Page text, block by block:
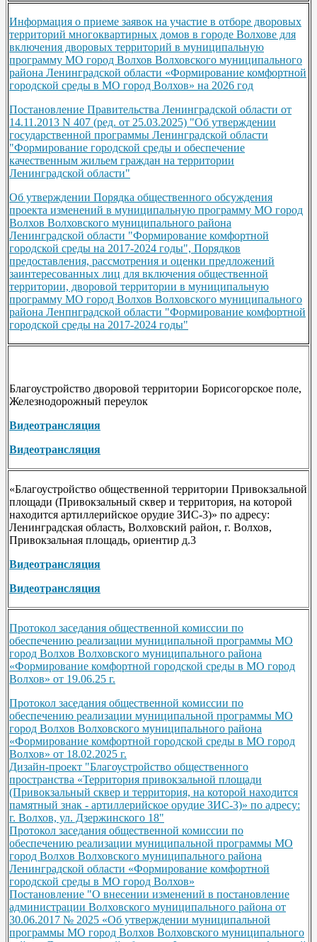
Информация о приеме заявок на участие в отборе дворовых
территорий многоквартирных домов в городе Волхове для
включения дворовых территорий в муниципальную
программу МО город Волхов Волховского муниципального
района Ленинградской области «Формирование комфортной
городской среды в МО город Волхов» на 2026 год
Постановление Правительства Ленинградской области от
14.11.2013 N 407 (ред. от 25.03.2025) "Об утверждении
государственной программы Ленинградской области
"Формирование городской среды и обеспечение
качественным жильем граждан на территории
Ленинградской области"
Об утверждении Порядка общественного обсуждения
проекта изменений в муниципальную программу МО город
Волхов Волховского муниципального района
Ленинградской области "Формирование комфортной
городской среды на 2017-2024 годы", Порядков
предоставления, рассмотрения и оценки предложений
заинтересованных лиц для включения общественной
территории, дворовой территории в муниципальную
программу МО город Волхов Волховского муниципального
района Ленпнградской области "Формирование комфортной
городской среды на 2017-2024 годы"
Благоустройство дворовой территории Борисогорское поле,
Железнодорожный переулок
Видеотрансляция
Видеотрансляция
«Благоустройство общественной территории Привокзальной
площади (Привокзальный сквер и территория, на которой
находится артиллерийское орудие ЗИС-3)» по адресу:
Ленинградская область, Волховский район, г. Волхов,
Привокзальная площадь, ориентир д.3
Видеотрансляция
Видеотрансляция
Протокол заседания общественной комиссии по
обеспечению реализации муниципальной программы МО
город Волхов Волховского муниципального района
«Формирование комфортной городской среды в МО город
Волхов» от 19.06.25 г.
Протокол заседания общественной комиссии по
обеспечению реализации муниципальной программы МО
город Волхов Волховского муниципального района
«Формирование комфортной городской среды в МО город
Волхов» от 18.02.2025 г.
Дизайн-проект "Благоустройство общественного
пространства «Территория привокзальной площади
(Привокзальный сквер и территория, на которой находится
памятный знак - артиллерийское орудие ЗИС-3)» по адресу:
г. Волхов, ул. Дзержинского 18"
Протокол заседания общественной комиссии по
обеспечению реализации муниципальной программы МО
город Волхов Волховского муниципального района
Ленинградской области «Формирование комфортной
городской среды в МО город Волхов»
Постановление "О внесении изменений в постановление
администрации Волховского муниципального района от
30.06.2017 № 2025 «Об утверждении муниципальной
программы МО город Волхов Волховского муниципального